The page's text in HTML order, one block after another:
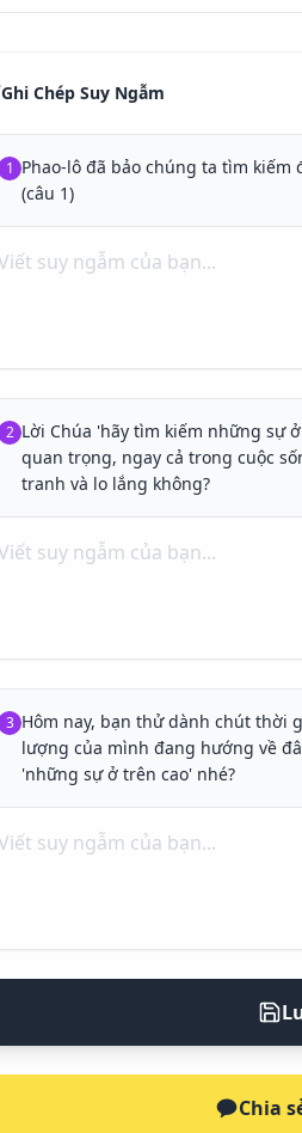
Ghi Chép Suy Ngẫm
1 Phao-lô đã bảo chúng ta tìm
(câu 1)
2 Lời Chúa 'hãy tìm kiếm những sự
quan trọng, ngay cả trong cuộc
tranh và lo lắng không?
3 Hôm nay, bạn thử dành chút thời
lượng của mình đang hướng về
'những sự ở trên cao' nhé?
Chia